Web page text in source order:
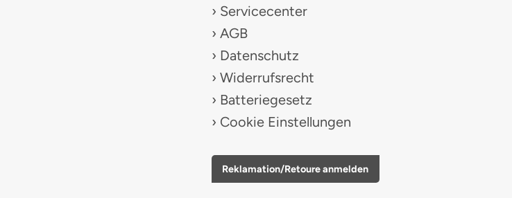
Servicecenter
AGB
Datenschutz
Widerrufsrecht
Batteriegesetz
Cookie Einstellungen
Reklamation/Retoure anmelden